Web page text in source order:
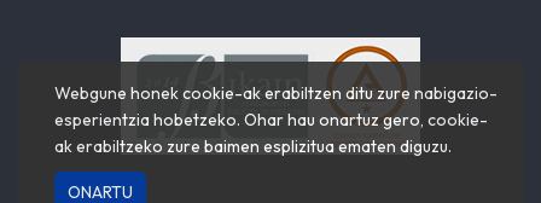
Webgune honek cookie-ak erabiltzen ditu zure nabigazio-
esperientzia hobetzeko. Ohar hau onartuz gero, cookie-
ak erabiltzeko zure baimen esplizitua ematen diguzu.
ONARTU